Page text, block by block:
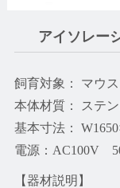
アイソレー
飼育対象： マウ
本体材質： ステン
基本寸法：
電源：AC100V
【器材説明】